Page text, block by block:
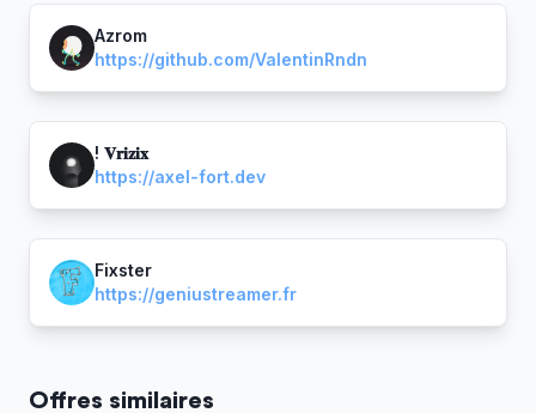
Azrom
https://github.com/ValentinRndn
! 𝐕𝐫𝐢𝐳𝐢𝐱
https://axel-fort.dev
Fixster
https://geniustreamer.fr
Offres similaires